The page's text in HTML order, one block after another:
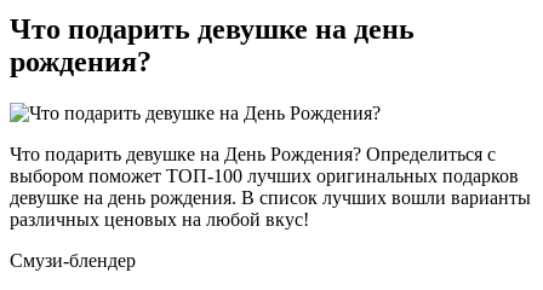
Что подарить девушке на день
рождения?
Что подарить девушке на День Рождения? Определиться с
выбором поможет ТОП-100 лучших оригинальных подарков
девушке на день рождения. В список лучших вошли варианты
различных ценовых на любой вкус!
Смузи-блендер